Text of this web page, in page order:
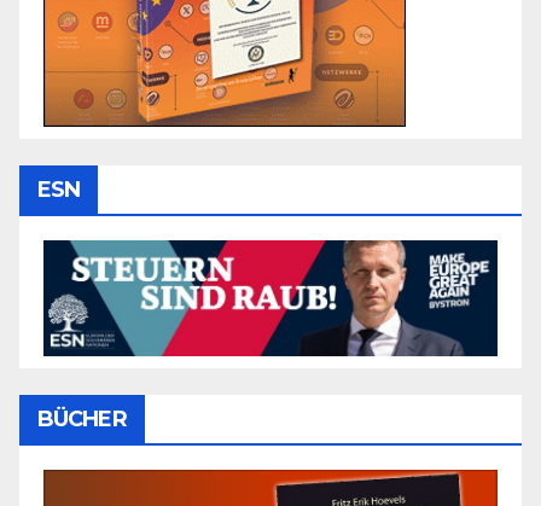
ESN
BÜCHER